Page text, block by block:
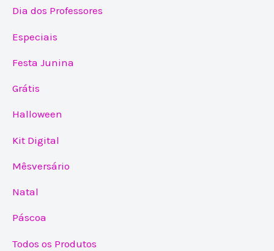
Dia dos Professores
Especiais
Festa Junina
Grátis
Halloween
Kit Digital
Mêsversário
Natal
Páscoa
Todos os Produtos